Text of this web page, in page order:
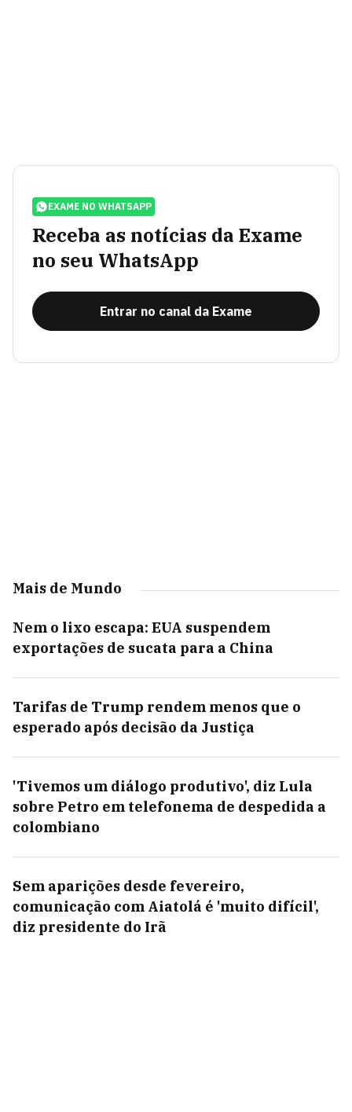
EXAME NO WHATSAPP
Receba as notícias da Exame
no seu WhatsApp
Entrar no canal da Exame
Mais de Mundo
Nem o lixo escapa: EUA suspendem
exportações de sucata para a China
Tarifas de Trump rendem menos que o
esperado após decisão da Justiça
'Tivemos um diálogo produtivo', diz Lula
sobre Petro em telefonema de despedida a
colombiano
Sem aparições desde fevereiro,
comunicação com Aiatolá é 'muito difícil',
diz presidente do Irã